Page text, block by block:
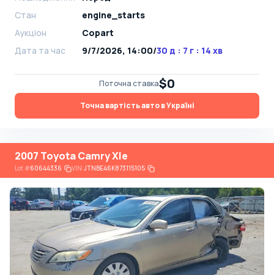
Стан
engine_starts
Аукціон
Copart
Дата та час
9/7/2026, 14:00/30 д : 7 г : 14 хв
Поточна ставка$0
Точна вартість авто в Україні
2007 Toyota Camry Xle
Lot#60644336 VIN:JTNBE46K873115105